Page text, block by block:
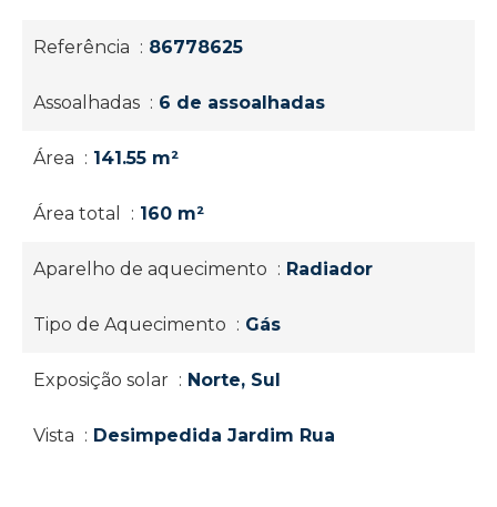
Referência 86778625
Assoalhadas 6 de assoalhadas
Área 141.55 m²
Área total 160 m²
Aparelho de aquecimento Radiador
Tipo de Aquecimento Gás
Exposição solar Norte, Sul
Vista Desimpedida Jardim Rua